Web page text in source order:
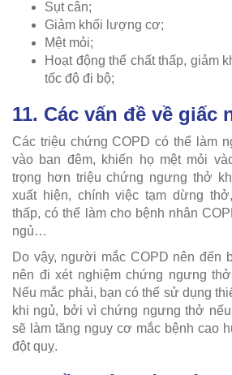
Sụt cân;
Giảm khối lượng cơ;
Mệt mỏi;
Hoạt động thể chất thấp, giảm
tốc độ đi bộ;
11. Các vấn đề về giấc
Các triệu chứng COPD có thể làm
vào ban đêm, khiến họ mệt mỏi
trọng hơn triệu chứng ngưng thở
xuất hiện, chính việc tạm dừng
thấp, có thể làm cho bệnh nhân
ngủ…
Do vậy, người mắc COPD nên đến
nên đi xét nghiệm chứng ngưng
Nếu mắc phải, bạn có thể sử dụng
khi ngủ, bởi vì chứng ngưng thở
sẽ làm tăng nguy cơ mắc bệnh cao
đột quỵ.